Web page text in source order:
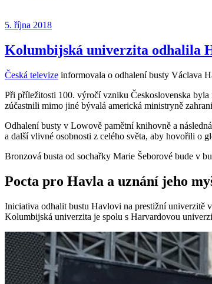
Publikováno:
5. října 2018
Kolumbijská univerzita odhalila
Česká televize informovala o odhalení busty Václava
Při příležitosti 100. výročí vzniku Československa
zúčastnili mimo jiné bývalá americká ministryně
Odhalení busty v Lowově pamětní knihovně a
a další vlivné osobnosti z celého světa, aby hovořili o
Bronzová busta od sochařky Marie Šeborové bude v
Pocta pro Havla a uznání jeho
Iniciativa odhalit bustu Havlovi na prestižní univerzitě
Kolumbijská univerzita je spolu s Harvardovou